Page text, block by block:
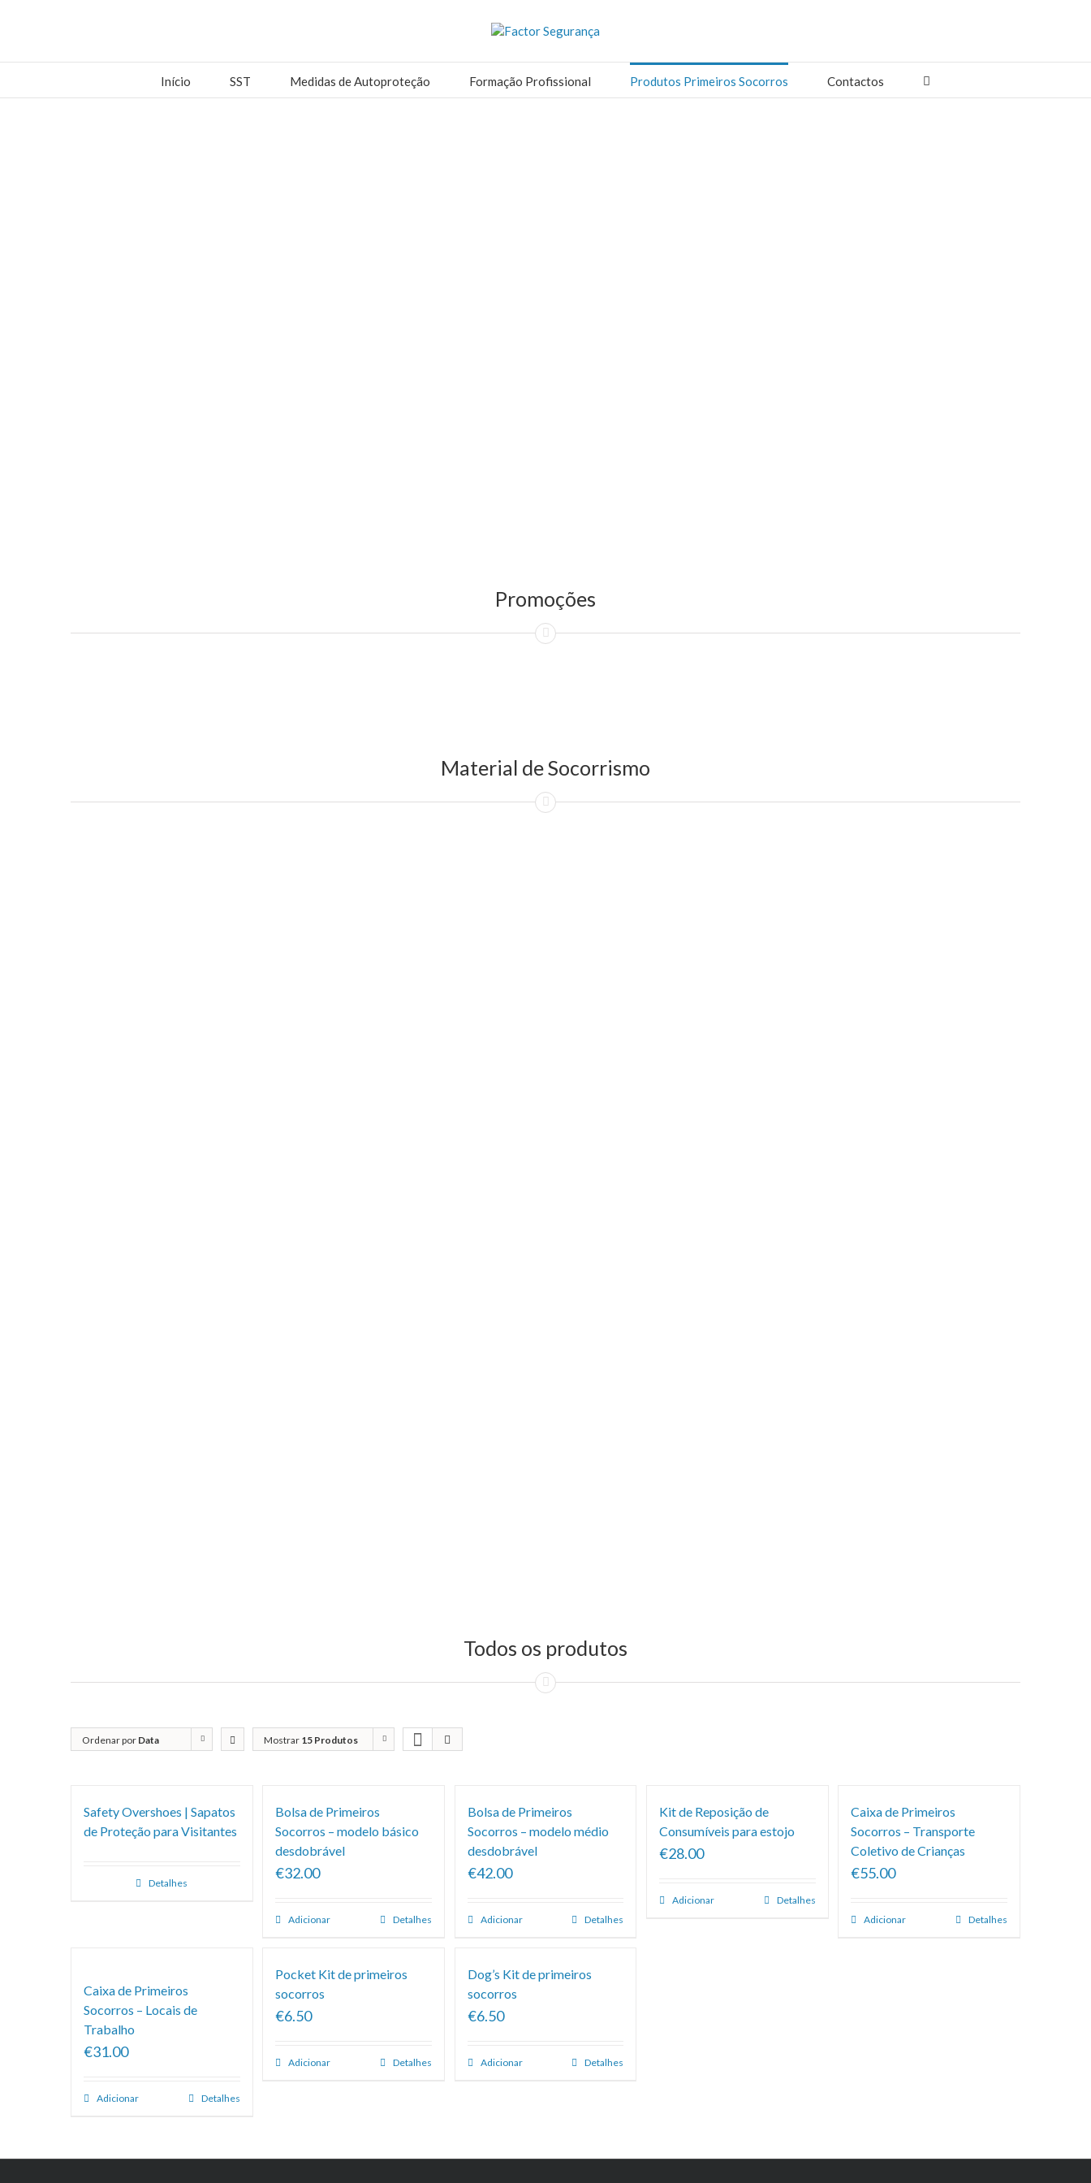
Início SST Medidas de Autoproteção Formação Profissional Produtos Primeiros Socorros Contactos
Promoções
Material de Socorrismo
Todos os produtos
Ordenar por Data Mostrar 15 Produtos
Safety Overshoes | Sapatos
de Proteção para Visitantes
Detalhes
Bolsa de Primeiros
Socorros – modelo básico
desdobrável
€32.00
Adicionar Detalhes
Bolsa de Primeiros
Socorros – modelo médio
desdobrável
€42.00
Adicionar Detalhes
Kit de Reposição de
Consumíveis para estojo
€28.00
Adicionar Detalhes
Caixa de Primeiros
Socorros – Transporte
Coletivo de Crianças
€55.00
Adicionar Detalhes
Caixa de Primeiros
Socorros – Locais de
Trabalho
€31.00
Adicionar Detalhes
Pocket Kit de primeiros
socorros
€6.50
Adicionar Detalhes
Dog’s Kit de primeiros
socorros
€6.50
Adicionar Detalhes